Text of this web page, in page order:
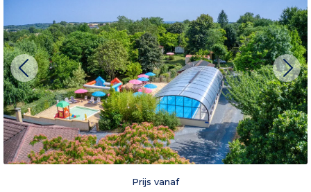
Prijs vanaf